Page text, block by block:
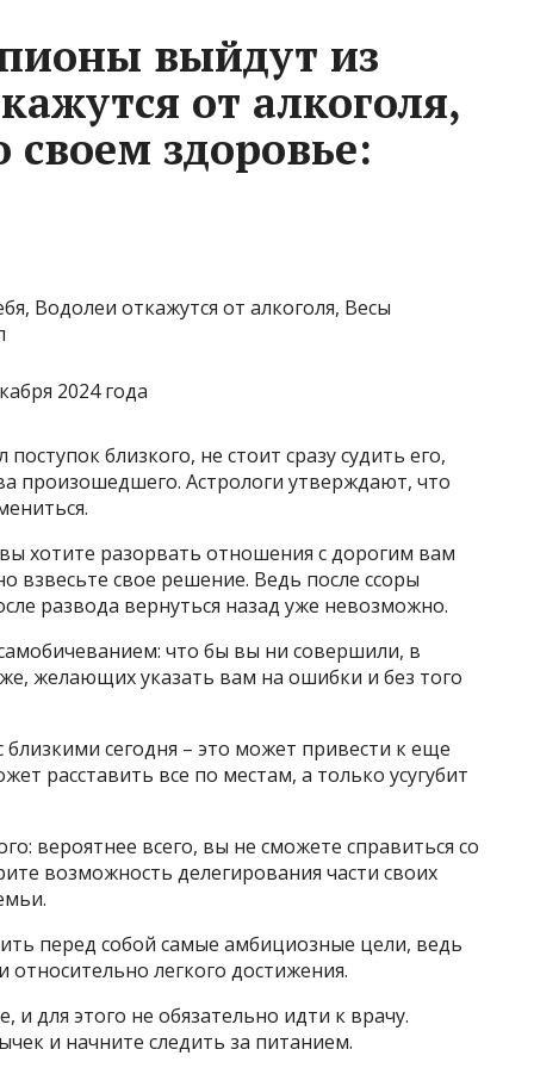
выйдут из
от алкоголя,
здоровье:
2024 года
близкого, не стоит сразу судить его,
произошедшего. Астрологи утверждают, что
хотите разорвать отношения с дорогим вам
взвесьте свое решение. Ведь после ссоры
развода вернуться назад уже невозможно.
что бы вы ни совершили, в
желающих указать вам на ошибки и без того
сегодня – это может привести к еще
расставить все по местам, а только усугубит
вероятнее всего, вы не сможете справиться со
возможность делегирования части своих
перед собой самые амбициозные цели, ведь
легкого достижения.
и для этого не обязательно идти к врачу.
и начните следить за питанием.